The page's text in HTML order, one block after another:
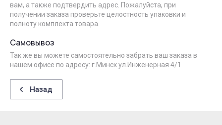
вам, а также подтвердить адрес. Пожалуйста, при
получении заказа проверьте целостность упаковки и
полноту комплекта товара.
Самовывоз
Так же вы можете самостоятельно забрать ваш заказа в
нашем офисе по адресу: г.Минск ул.Инженерная 4/1
Назад